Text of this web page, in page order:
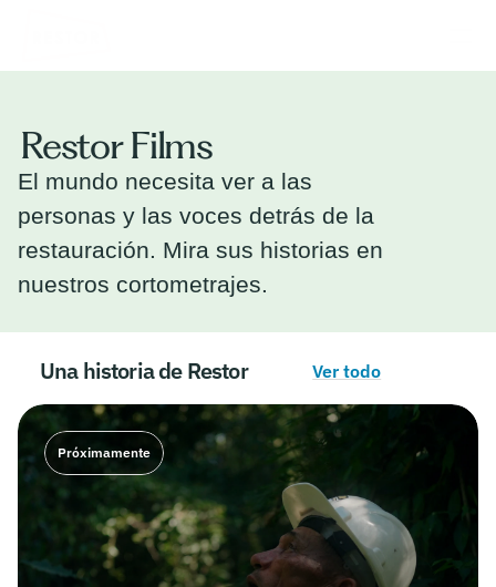
Restor Films
El mundo necesita ver a las
personas y las voces detrás de la
restauración. Mira sus historias en
nuestros cortometrajes.
Una historia de Restor Ver todo
Próximamente